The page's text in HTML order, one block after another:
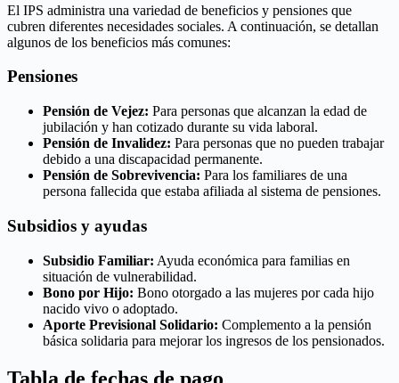
El IPS administra una variedad de beneficios y pensiones que
cubren diferentes necesidades sociales. A continuación, se detallan
algunos de los beneficios más comunes:
Pensiones
Pensión de Vejez: Para personas que alcanzan la edad de
jubilación y han cotizado durante su vida laboral.
Pensión de Invalidez: Para personas que no pueden trabajar
debido a una discapacidad permanente.
Pensión de Sobrevivencia: Para los familiares de una
persona fallecida que estaba afiliada al sistema de pensiones.
Subsidios y ayudas
Subsidio Familiar: Ayuda económica para familias en
situación de vulnerabilidad.
Bono por Hijo: Bono otorgado a las mujeres por cada hijo
nacido vivo o adoptado.
Aporte Previsional Solidario: Complemento a la pensión
básica solidaria para mejorar los ingresos de los pensionados.
Tabla de fechas de pago